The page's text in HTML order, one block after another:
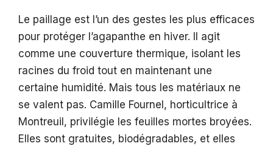
Le paillage est l’un des gestes les plus efficaces
pour protéger l’agapanthe en hiver. Il agit
comme une couverture thermique, isolant les
racines du froid tout en maintenant une
certaine humidité. Mais tous les matériaux ne
se valent pas. Camille Fournel, horticultrice à
Montreuil, privilégie les feuilles mortes broyées.
Elles sont gratuites, biodégradables, et elles